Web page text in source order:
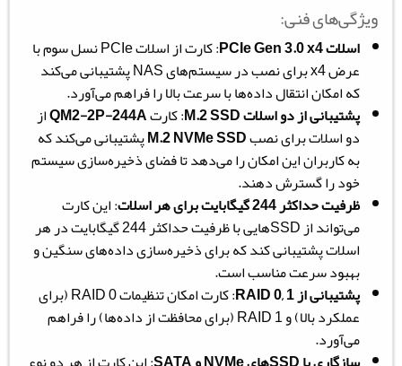
ویژگی‌های فنی:
اسلات PCIe Gen 3.0 x4 : کارت از اسلات PCIe نسل سوم با
عرض x4 برای نصب در سیستم‌های NAS پشتیبانی می‌کند
که امکان انتقال داده‌ها با سرعت بالا را فراهم می‌آورد.
پشتیبانی از دو اسلات M.2 SSD : کارتQM2-2P-244Aاز
دو اسلات برای نصبM.2 NVMe SSDپشتیبانی می‌کند که
به کاربران این امکان را می‌دهد تا فضای ذخیره‌سازی سیستم
خود را گسترش دهند.
ظرفیت حداکثر 244 گیگابایت برای هر اسلات : این کارت
می‌تواند از SSDهایی با ظرفیت حداکثر 244 گیگابایت در هر
اسلات پشتیبانی کند که برای ذخیره‌سازی داده‌های سنگین و
بهبود سرعت مناسب است.
پشتیبانی از RAID 0, 1 : کارت امکان تنظیمات RAID 0 (برای
عملکرد بالا) و RAID 1 (برای محافظت از داده‌ها) را فراهم
می‌آورد.